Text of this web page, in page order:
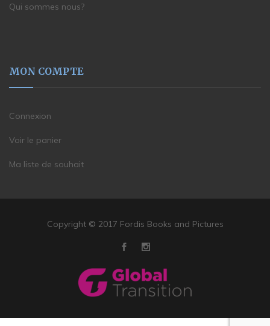
Qui sommes nous?
MON COMPTE
Connexion
Voir le panier
Ma liste de souhait
Copyright © 2017 Fordis Books and Pictures